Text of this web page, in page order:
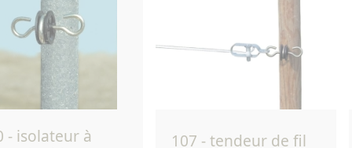
107 - tendeur de fil